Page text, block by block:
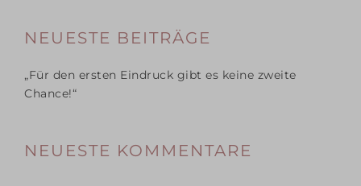
NEUESTE BEITRÄGE
„Für den ersten Eindruck gibt es keine zweite
Chance!“
NEUESTE KOMMENTARE